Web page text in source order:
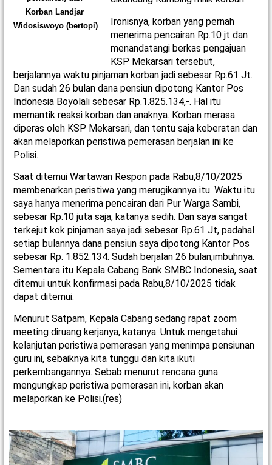
Korban Landjar
Widosiswoyo (bertopi)
Ironisnya, korban yang pernah
menerima pencairan Rp.10 jt dan
menandatangi berkas pengajuan
KSP Mekarsari tersebut,
berjalannya waktu pinjaman korban jadi sebesar Rp.61 Jt.
Dan sudah 26 bulan dana pensiun dipotong Kantor Pos
Indonesia Boyolali sebesar Rp.1.825.134,-. Hal itu
memantik reaksi korban dan anaknya. Korban merasa
diperas oleh KSP Mekarsari, dan tentu saja keberatan dan
akan melaporkan peristiwa pemerasan berjalan ini ke
Polisi.
Saat ditemui Wartawan Respon pada Rabu,8/10/2025
membenarkan peristiwa yang merugikannya itu. Waktu itu
saya hanya menerima pencairan dari Pur Warga Sambi,
sebesar Rp.10 juta saja, katanya sedih. Dan saya sangat
terkejut kok pinjaman saya jadi sebesar Rp.61 Jt, padahal
setiap bulannya dana pensiun saya dipotong Kantor Pos
sebesar Rp. 1.852.134. Sudah berjalan 26 bulan,imbuhnya.
Sementara itu Kepala Cabang Bank SMBC Indonesia, saat
ditemui untuk konfirmasi pada Rabu,8/10/2025 tidak
dapat ditemui.
Menurut Satpam, Kepala Cabang sedang rapat zoom
meeting diruang kerjanya, katanya. Untuk mengetahui
kelanjutan peristiwa pemerasan yang menimpa pensiunan
guru ini, sebaiknya kita tunggu dan kita ikuti
perkembangannya. Sebab menurut rencana guna
mengungkap peristiwa pemerasan ini, korban akan
melaporkan ke Polisi.(res)